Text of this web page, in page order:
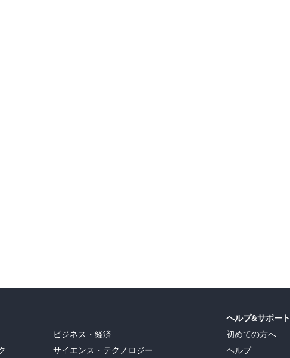
ビジネス・経済
サイエンス・テクノロジー
ヘルプ&サポート
初めての方へ
ヘルプ